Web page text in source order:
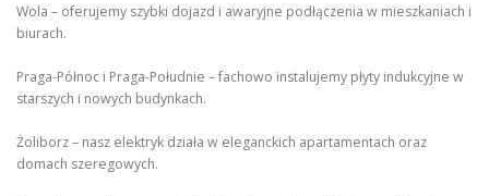
Wola – oferujemy szybki dojazd i awaryjne podłączenia w mieszkaniach i
biurach.
Praga-Północ i Praga-Południe – fachowo instalujemy płyty indukcyjne w
starszych i nowych budynkach.
Żoliborz – nasz elektryk działa w eleganckich apartamentach oraz
domach szeregowych.